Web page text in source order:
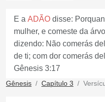
E a ADÃO disse:
mulher, e comeste da
dizendo: Não comerás
de ti; com dor comerás
Gênesis 3:17
Gênesis Capítulo 3